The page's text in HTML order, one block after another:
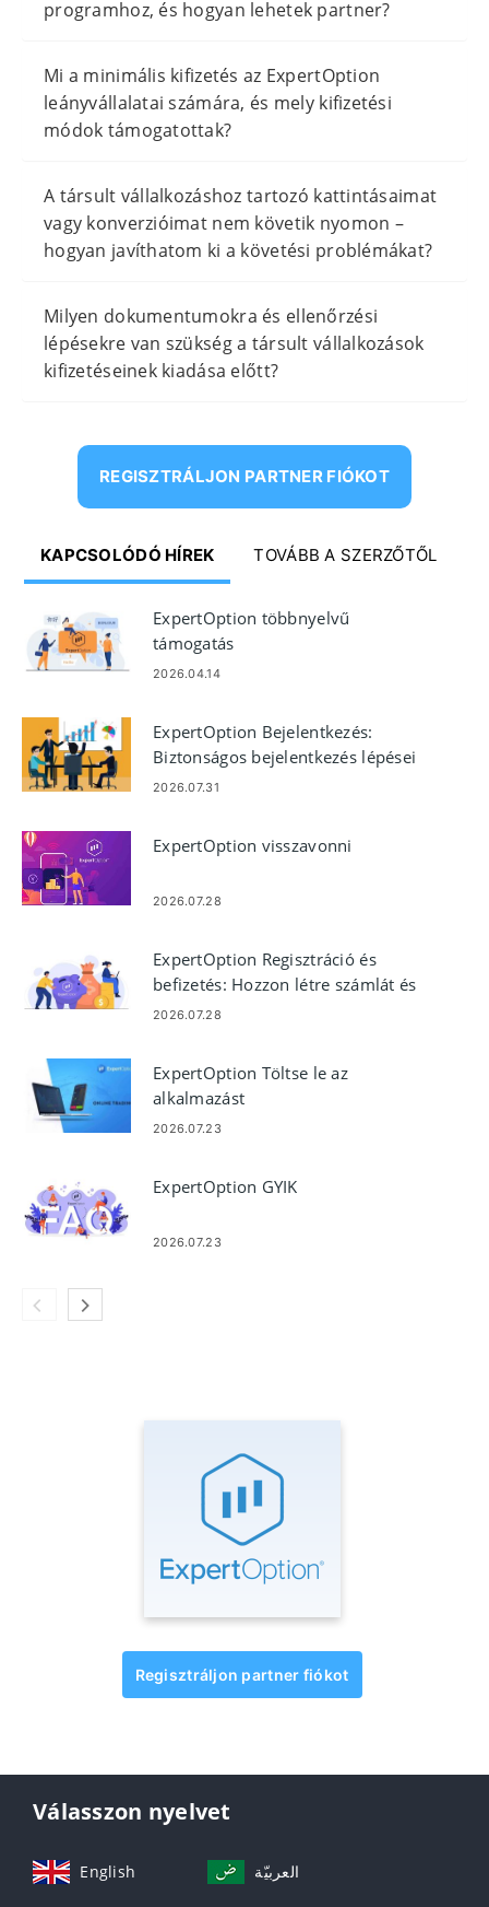
programhoz, és hogyan lehetek partner?
Mi a minimális kifizetés az ExpertOption
leányvállalatai számára, és mely kifizetési
módok támogatottak?
A társult vállalkozáshoz tartozó kattintásaimat
vagy konverzióimat nem követik nyomon –
hogyan javíthatom ki a követési problémákat?
Milyen dokumentumokra és ellenőrzési
lépésekre van szükség a társult vállalkozások
kifizetéseinek kiadása előtt?
REGISZTRÁLJON PARTNER FIÓKOT
KAPCSOLÓDÓ HÍREK TOVÁBB A SZERZŐTŐL
ExpertOption többnyelvű
támogatás
2026.04.14
ExpertOption Bejelentkezés:
Biztonságos bejelentkezés lépései
és hibaelhárítás
2026.07.31
ExpertOption visszavonni
2026.07.28
ExpertOption Regisztráció és
befizetés: Hozzon létre számlát és
adjon hozzá pénzt
2026.07.28
ExpertOption Töltse le az
alkalmazást
2026.07.23
ExpertOption GYIK
2026.07.23
Regisztráljon partner fiókot
Válasszon nyelvet
English العربيّة